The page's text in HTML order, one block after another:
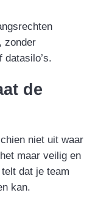
zonder
datasilo’s.
de
niet uit waar
maar veilig en
dat je team
kan.